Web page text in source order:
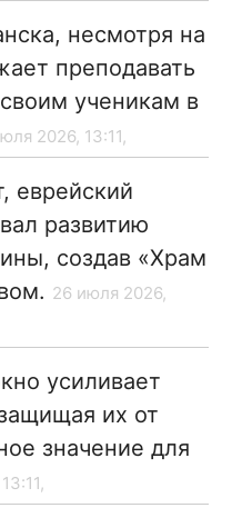
несмотря на
преподавать
ученикам в
2026, 13:11,
еврейский
развитию
создав «Храм
26 июля 2026,
усиливает
их от
значение для